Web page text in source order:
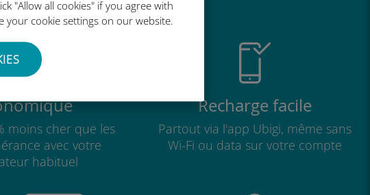
"Allow all cookies" if you agree with
your cookie settings on our website.
moins cher que les
avec votre
habituel
Recharge facile
Partout via l'app Ubigi, même sans
Wi-Fi ou data sur votre compte